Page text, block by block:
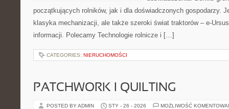
początkujących rolników, jak i dla doświadczonych gospodarzy.
klasyka mechanizacji, ale także szeroki świat traktorów – e-
informacji. Polecamy Technologie rolnicze i […]
CATEGORIES: NIERUCHOMOŚCI
PATCHWORK I QUILTING
POSTED BY ADMIN STY - 26 - 2026 MOŻLIWOŚĆ